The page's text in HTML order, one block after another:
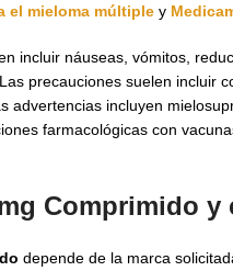
el mieloma múltiple y
incluir náuseas, vómitos,
precauciones suelen incluir
advertencias incluyen
farmacológicas con
Comprimido
depende de la marca